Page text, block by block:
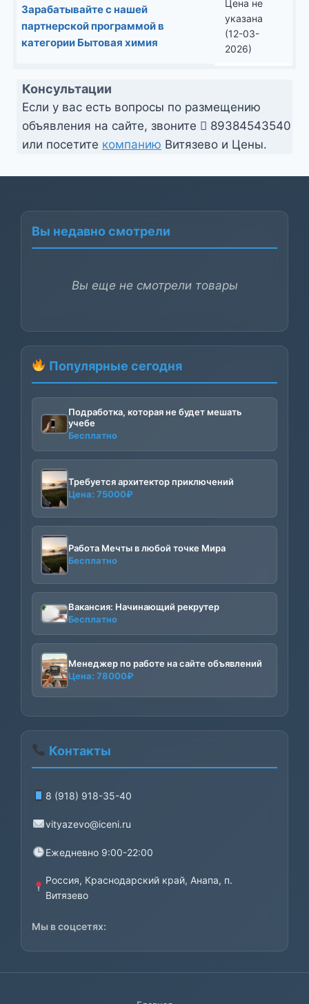
Зарабатывайте с нашей
партнерской программой в
категории Бытовая химия
Цена не
указана
(12-03-
2026)
Консультации
Если у вас есть вопросы по размещению
объявления на сайте, звоните
89384543540
или посетите компанию Витязево и Цены.
Вы недавно смотрели
Вы еще не смотрели товары
Популярные сегодня
Подработка, которая не будет мешать
учебе
Бесплатно
Требуется архитектор приключений
Цена: 75000₽
Работа Мечты в любой точке Мира
Бесплатно
Вакансия: Начинающий рекрутер
Бесплатно
Менеджер по работе на сайте объявлений
Цена: 78000₽
Контакты
8 (918) 918-35-40
vityazevo@iceni.ru
Ежедневно 9:00-22:00
Россия, Краснодарский край, Анапа, п.
Витязево
Мы в соцсетях: